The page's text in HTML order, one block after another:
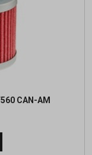
CAN-AM